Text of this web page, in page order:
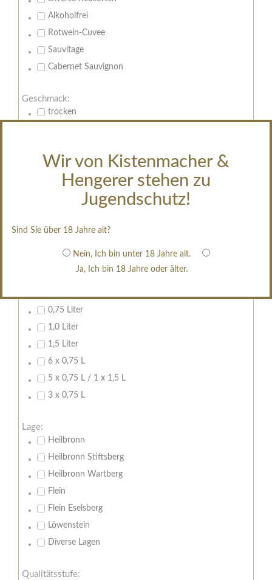
Wir von Kistenmacher &
Hengerer stehen zu
Jugendschutz!
Sind Sie über 18 Jahre alt?
Nein, Ich bin unter 18 Jahre alt.
Ja, Ich bin 18 Jahre oder älter.
Alkoholfrei
Rotwein-Cuvee
Sauvitage
Cabernet Sauvignon
Geschmack:
trocken
restsüß
edelsüß
im Holzfass gereift
erfrischend, nicht zu süß
0,75 Liter
1,0 Liter
1,5 Liter
6 x 0,75 L
5 x 0,75 L / 1 x 1,5 L
3 x 0,75 L
Lage:
Heilbronn
Heilbronn Stiftsberg
Heilbronn Wartberg
Flein
Flein Eselsberg
Löwenstein
Diverse Lagen
Qualitätsstufe: